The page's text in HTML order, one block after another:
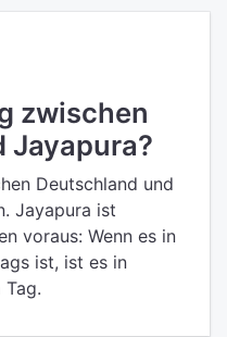
zwischen
Jayapura?
Deutschland und
Jayapura ist
voraus: Wenn es in
ist, ist es in